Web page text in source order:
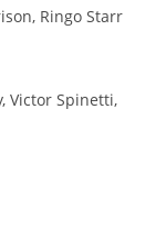
Ringo Starr
Victor Spinetti,